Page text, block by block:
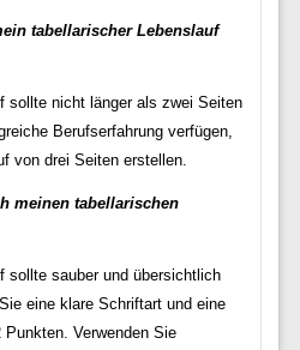
tabellarischer Lebenslauf
sollte nicht länger als zwei Seiten
Berufserfahrung verfügen,
von drei Seiten erstellen.
meinen tabellarischen
sollte sauber und übersichtlich
eine klare Schriftart und eine
Verwenden Sie